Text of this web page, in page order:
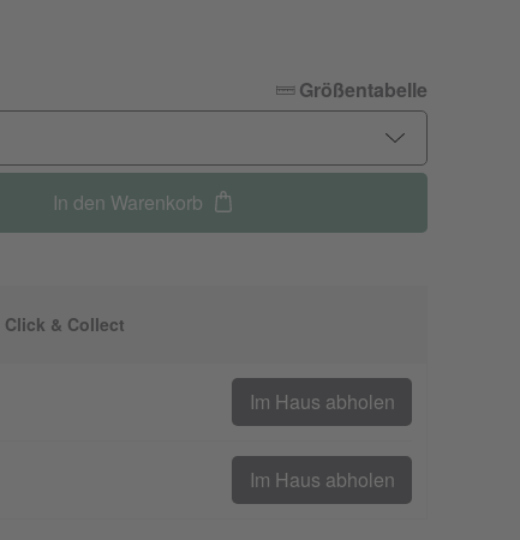
Größentabelle
In den Warenkorb
Click & Collect
Im Haus abholen
Im Haus abholen